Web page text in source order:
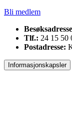
Bli medlem
Tlf.: 24 15 50
Postadresse:
Informasjonskapsler